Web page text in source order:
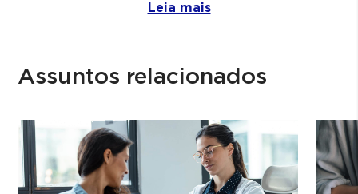
das costas, podendo se espalhar para o
compressão do nervo ciático. A intensidade
varia: pode ser apenas um incômodo ou
Apesar de muitas mulheres melhorarem
após o 1º trimestre, é comum que a dor se
intensifique no 2º trimestre. Isso ocorre
Leia mais
Assuntos relacionados